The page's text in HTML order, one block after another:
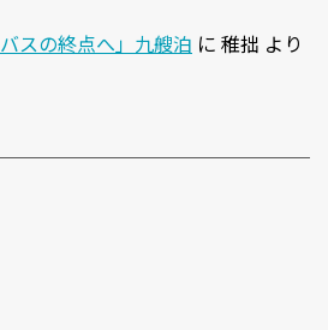
スの終点へ」九艘泊 に 稚拙 より